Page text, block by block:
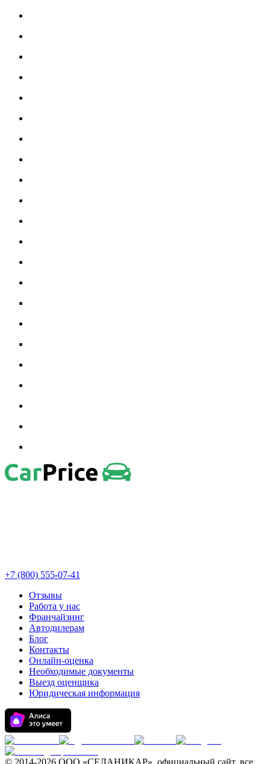
+7 (800) 555-07-41
Отзывы
Работа у нас
Франчайзинг
Автодилерам
Блог
Контакты
Онлайн-оценка
Необходимые документы
Выезд оценщика
Юридическая информация